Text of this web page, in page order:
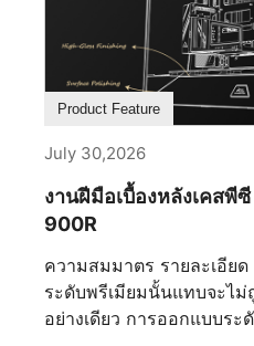
อุปสรรค ทำให้การเลือกของ
คือเงื่อนไขสำคัญ 5 ประก
ที่ดีที่สุด? 1. ซอฟต์แวร์รอง
ระหว่างอุปกรณ์ต่าง ๆ ได้
การใช้งานร่วมกันอย่างร
ชิ้นหรือไม่ ซอฟต์แวร์
ความจำ ส่วนประกอบระบ
ต่อพ่วง และอุปกรณ์ของบุค
อินเตอร์เฟซเดียว ความเข้
ความซับซ้อนที่ไม่จำเป็น ค
แอปพลิเคชันหลายตัว และ
ค่าของโปรเซสเซอร์ แรม
Product Feature
July 30,2026
งานฝีมือเบื้องหลังเคสพี
900R
ความสมมาตร รายละเอียด ควา
ระดับพรีเมียมนั้นแทบจะไม่
อย่างเดียว การออกแบบระ